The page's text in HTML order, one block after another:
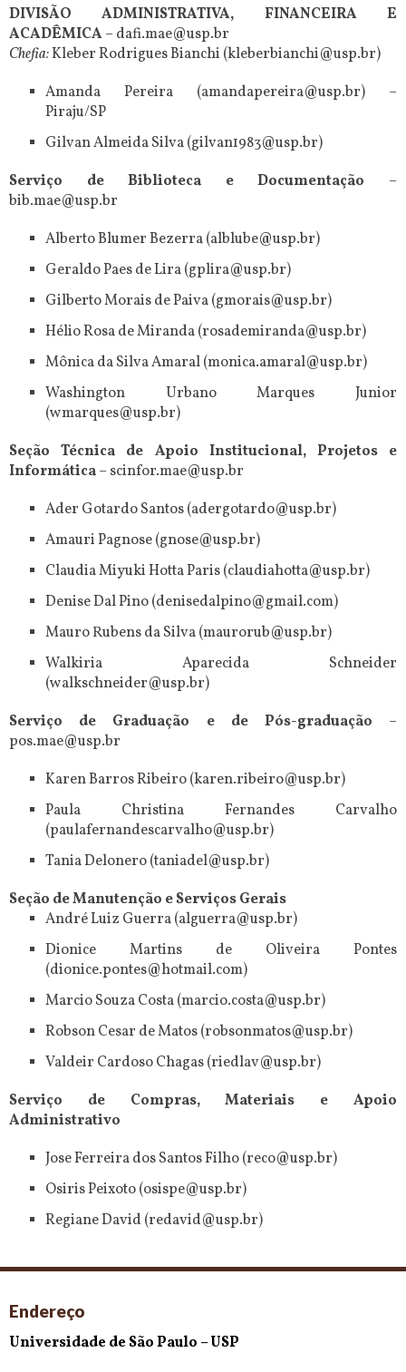
DIVISÃO ADMINISTRATIVA, FINANCEIRA E
ACADÊMICA– dafi.mae@usp.br
Chefia:Kleber Rodrigues Bianchi (kleberbianchi@usp.br)
Amanda Pereira (amandapereira@usp.br) –
Piraju/SP
Gilvan Almeida Silva (gilvan1983@usp.br)
Serviço de Biblioteca e Documentação –
bib.mae@usp.br
Alberto Blumer Bezerra (alblube@usp.br)
Geraldo Paes de Lira (gplira@usp.br)
Gilberto Morais de Paiva (gmorais@usp.br)
Hélio Rosa de Miranda (rosademiranda@usp.br)
Mônica da Silva Amaral (monica.amaral@usp.br)
Washington Urbano Marques Junior
(wmarques@usp.br)
Seção Técnica de Apoio Institucional, Projetos e
Informática– scinfor.mae@usp.br
Ader Gotardo Santos (adergotardo@usp.br)
Amauri Pagnose (gnose@usp.br)
Claudia Miyuki Hotta Paris (claudiahotta@usp.br)
Denise Dal Pino (denisedalpino@gmail.com)
Mauro Rubens da Silva (maurorub@usp.br)
Walkiria Aparecida Schneider
(walkschneider@usp.br)
Serviço de Graduação e de Pós-graduação –
pos.mae@usp.br
Karen Barros Ribeiro (karen.ribeiro@usp.br)
Paula Christina Fernandes Carvalho
(paulafernandescarvalho@usp.br)
Tania Delonero (taniadel@usp.br)
Seção de Manutenção e Serviços Gerais
André Luiz Guerra (alguerra@usp.br)
Dionice Martins de Oliveira Pontes
(dionice.pontes@hotmail.com)
Marcio Souza Costa (marcio.costa@usp.br)
Robson Cesar de Matos (robsonmatos@usp.br)
Valdeir Cardoso Chagas (riedlav@usp.br)
Serviço de Compras, Materiais e Apoio
Administrativo
Jose Ferreira dos Santos Filho (reco@usp.br)
Osiris Peixoto (osispe@usp.br)
Regiane David (redavid@usp.br)
Endereço
Universidade de São Paulo – USP